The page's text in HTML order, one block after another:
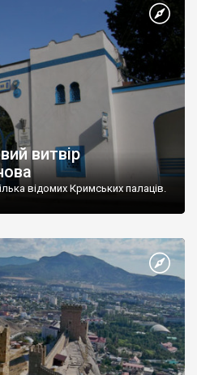
витвір
відомих Кримських палаців.